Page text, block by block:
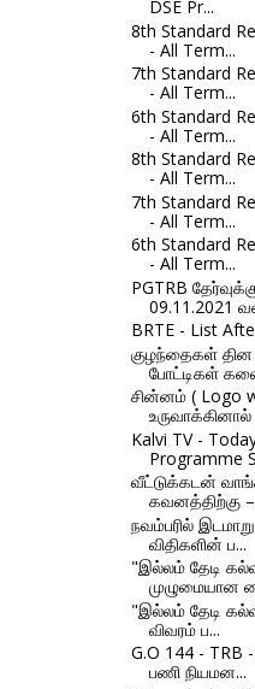
DSE Pr...
8th Standard
- All Term...
7th Standard
- All Term...
6th Standard
- All Term...
8th Standard
- All Term...
7th Standard
- All Term...
6th Standard
- All Term...
PGTRB
09.11.2021
BRTE - List
குழந்தைகள் தின
போட்டிகள்
சின்னம் ( Logo
உருவாக்கினால்
Kalvi TV -
Programme
வீட்டுக்கடன்
கவனத்திற்கு –
நவம்பரில்
விதிகளின் ப...
"இல்லம் தேடி
முழுமையான
"இல்லம் தேடி
விவரம் ப...
G.O 144 - TRB
பணி நியமன...